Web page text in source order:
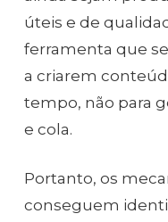
úteis e de
ferramenta que
a criarem
tempo, não para
e cola.
Portanto, os
conseguem